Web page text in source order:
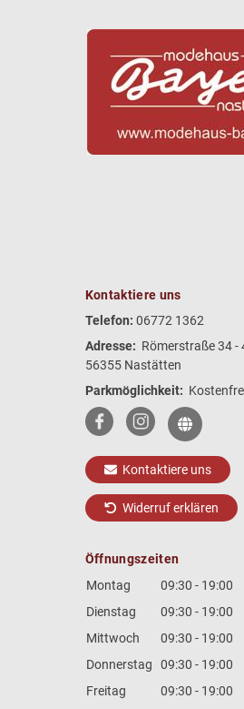
Kontaktiere uns
Telefon: 06772 1362
Adresse: Römerstraße 34 -
56355 Nastätten
Parkmöglichkeit:
Kontaktiere uns
Widerruf erklären
Öffnungszeiten
Montag
09:30 - 19:00
Dienstag
09:30 - 19:00
Mittwoch
09:30 - 19:00
Donnerstag
09:30 - 19:00
Freitag
09:30 - 19:00